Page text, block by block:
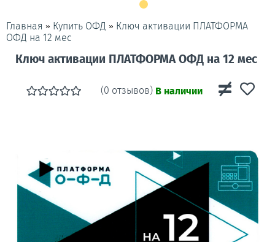
Главная » Купить ОФД » Ключ активации ПЛАТФОРМА
ОФД на 12 мес
Ключ активации ПЛАТФОРМА ОФД на 12 мес
(0 отзывов) В наличии